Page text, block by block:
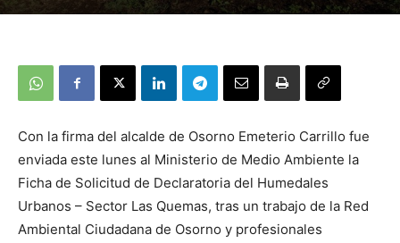
Con la firma del alcalde de Osorno Emeterio Carrillo fue
enviada este lunes al Ministerio de Medio Ambiente la
Ficha de Solicitud de Declaratoria del Humedales
Urbanos – Sector Las Quemas, tras un trabajo de la Red
Ambiental Ciudadana de Osorno y profesionales